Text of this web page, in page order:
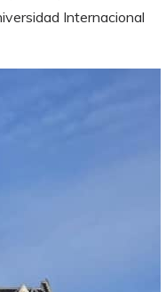
Internacional